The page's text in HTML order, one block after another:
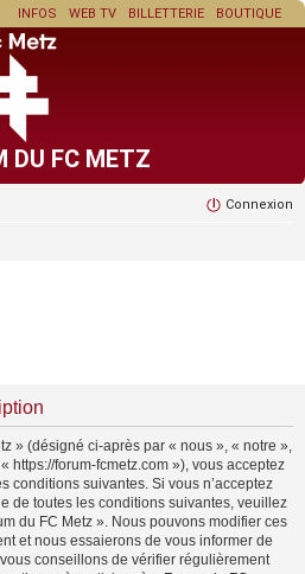
BOUTIQUE
BILLETTERIE
WEB TV
INFOS
DU FC METZ
Connexion
» (désigné ci-après par « nous », « notre »,
https://forum-fcmetz.com »), vous acceptez
conditions suivantes. Si vous n’acceptez
de toutes les conditions suivantes, veuillez
du FC Metz ». Nous pouvons modifier ces
et nous essaierons de vous informer de
conseillons de vérifier régulièrement